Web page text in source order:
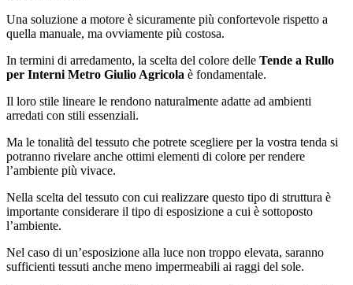
Una soluzione a motore è sicuramente più confortevole rispetto a
quella manuale, ma ovviamente più costosa.
In termini di arredamento, la scelta del colore delle Tende a Rullo
per Interni Metro Giulio Agricola è fondamentale.
Il loro stile lineare le rendono naturalmente adatte ad ambienti
arredati con stili essenziali.
Ma le tonalità del tessuto che potrete scegliere per la vostra tenda si
potranno rivelare anche ottimi elementi di colore per rendere
l’ambiente più vivace.
Nella scelta del tessuto con cui realizzare questo tipo di struttura è
importante considerare il tipo di esposizione a cui è sottoposto
l’ambiente.
Nel caso di un’esposizione alla luce non troppo elevata, saranno
sufficienti tessuti anche meno impermeabili ai raggi del sole.